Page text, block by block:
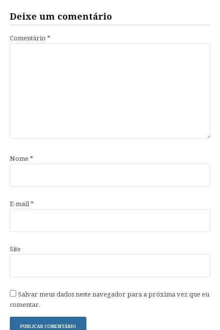
Deixe um comentário
Comentário *
Nome *
E-mail*
Site
Salvar meus dados neste navegador para a próxima vez que eu
comentar.